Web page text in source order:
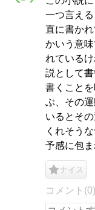
一つ言え
直に書か
かいう意
れている
説として
書くこと
ぶ、その
いるとそ
くれそう
予感に包
ナイス
コメント(0)